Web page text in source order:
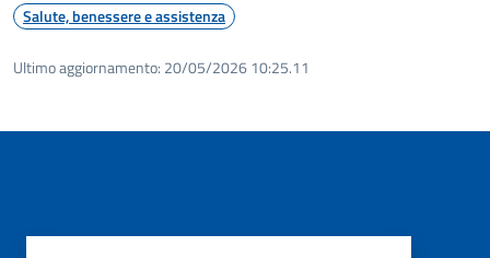
Salute, benessere e assistenza
Ultimo aggiornamento: 20/05/2026 10:25.11